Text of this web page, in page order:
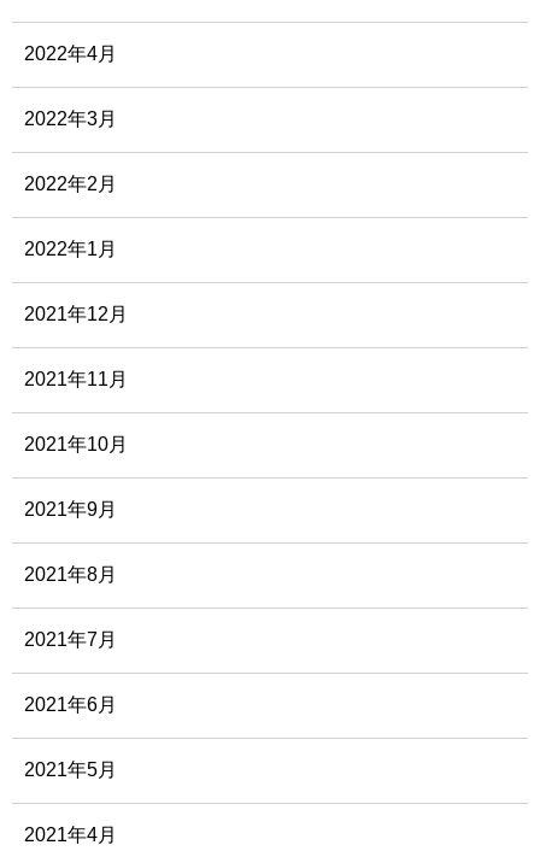
2022年4月
2022年3月
2022年2月
2022年1月
2021年12月
2021年11月
2021年10月
2021年9月
2021年8月
2021年7月
2021年6月
2021年5月
2021年4月